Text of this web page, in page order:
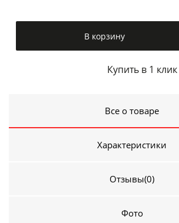
В корзину
Купить в 1 клик
Все о товаре
Характеристики
Отзывы(0)
Фото